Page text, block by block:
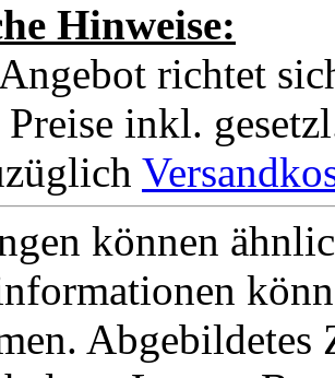
Hinweise:
richtet
inkl.
können